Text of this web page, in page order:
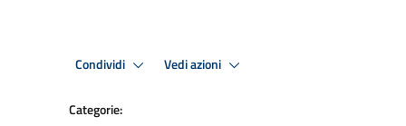
Condividi Vedi azioni
Categorie: